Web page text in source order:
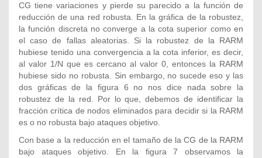
CG tiene variaciones y pierde su parecido a la función de
reducción de una red robusta. En la gráfica de la robustez,
la función discreta no converge a la cota superior como en
el caso de fallas aleatorias. Si la robustez de la RARM
hubiese tenido una convergencia a la cota inferior, es decir,
al valor 1/N que es cercano al valor 0, entonces la RARM
hubiese sido no robusta. Sin embargo, no sucede eso y las
dos gráficas de la figura 6 no nos dice nada sobre la
robustez de la red. Por lo que, debemos de identificar la
fracción crítica de nodos eliminados para decidir si la RARM
es o no robusta bajo ataques objetivo.
Con base a la reducción en el tamaño de la CG de la RARM
bajo ataques objetivo. En la figura 7 observamos la